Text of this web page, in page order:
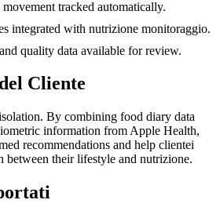
tracked automatically.
integrated with nutrizione monitoraggio.
quality data available for review.
Cliente
By combining food diary data
information from Apple Health,
recommendations and help clientei
between their lifestyle and nutrizione.